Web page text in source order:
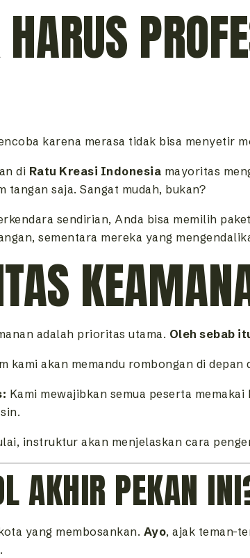
karena merasa tidak bisa menyetir
di Ratu Kreasi Indonesia mayoritas
tangan saja. Sangat mudah, bukan?
sendirian, Anda bisa memilih paket
sementara mereka yang
adalah prioritas utama. Oleh sebab
kami akan memandu rombongan di
Kami mewajibkan semua peserta memakai
instruktur akan menjelaskan cara
AKHIR PEKAN
yang membosankan. Ayo, ajak teman-